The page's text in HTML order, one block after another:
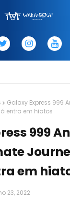
Galaxy Express 999
entra em hiatos
999
em
23, 2022